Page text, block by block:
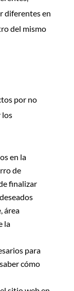
diferentes en
del mismo
por no
los
en la
de
finalizar
área
la
para
cómo